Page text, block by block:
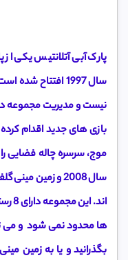
پارک آبی آتلانتیس یکی
سال 1997 افتتاح
نیست و مدیریت مجموعه
ها محدود نمی شود و می
بگذرانید و یا به زمین